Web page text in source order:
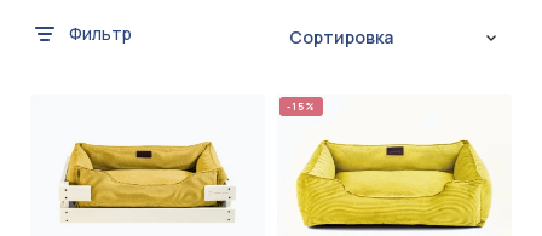
Фильтр Сортировка
-15%